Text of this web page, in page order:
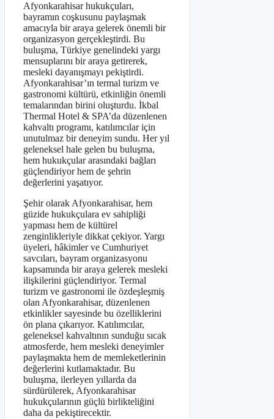
Afyonkarahisar hukukçuları,
bayramın coşkusunu paylaşmak
amacıyla bir araya gelerek önemli bir
organizasyon gerçekleştirdi. Bu
buluşma, Türkiye genelindeki yargı
mensuplarını bir araya getirerek,
mesleki dayanışmayı pekiştirdi.
Afyonkarahisar’ın termal turizm ve
gastronomi kültürü, etkinliğin önemli
temalarından birini oluşturdu. İkbal
Thermal Hotel & SPA’da düzenlenen
kahvaltı programı, katılımcılar için
unutulmaz bir deneyim sundu. Her yıl
geleneksel hale gelen bu buluşma,
hem hukukçular arasındaki bağları
güçlendiriyor hem de şehrin
değerlerini yaşatıyor.
Şehir olarak Afyonkarahisar, hem
güzide hukukçulara ev sahipliği
yapması hem de kültürel
zenginlikleriyle dikkat çekiyor. Yargı
üyeleri, hâkimler ve Cumhuriyet
savcıları, bayram organizasyonu
kapsamında bir araya gelerek mesleki
ilişkilerini güçlendiriyor. Termal
turizm ve gastronomi ile özdeşleşmiş
olan Afyonkarahisar, düzenlenen
etkinlikler sayesinde bu özelliklerini
ön plana çıkarıyor. Katılımcılar,
geleneksel kahvaltının sunduğu sıcak
atmosferde, hem mesleki deneyimler
paylaşmakta hem de memleketlerinin
değerlerini kutlamaktadır. Bu
buluşma, ilerleyen yıllarda da
sürdürülerek, Afyonkarahisar
hukukçularının güçlü birlikteliğini
daha da pekiştirecektir.